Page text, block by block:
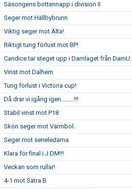
Säsongens bottennapp i division II
Seger mot Hällbybrunn
Viktig seger mot Älta!
Riktigt tung förlust mot BP!
Candice tar steget upp i Damlaget från DamU.
Vinst mot Dalhem
Tung förlust i Victoria cup!
Då drar vi igång igen.........!!!
Stabil vinst mot P18
Skön seger mot Värmbol.
Seger mot serieledarna
Klara för final i J DM!!!
Veckan som rullar!
4-1 mot Sätra B